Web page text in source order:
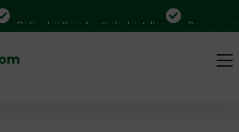
bei Ihrer Apotheke bestellen Bequem zwischen